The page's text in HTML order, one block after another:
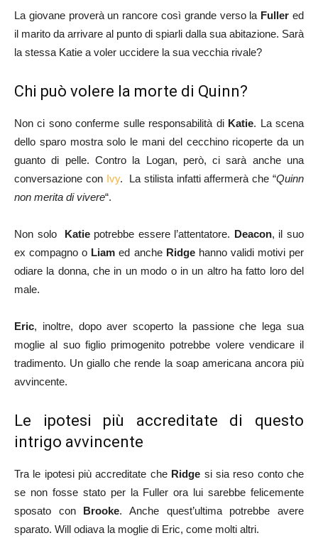
La giovane proverà un rancore così grande verso la Fullered
il marito da arrivare al punto di spiarli dalla sua abitazione. Sarà
la stessa Katie a voler uccidere la sua vecchia rivale?
Chi può volere la morte di Quinn?
Non ci sono conferme sulle responsabilità di Katie. La scena
dello sparo mostra solo le mani del cecchino ricoperte da un
guanto di pelle. Contro la Logan, però, ci sarà anche una
conversazione conIvy. La stilista infatti affermerà che “Quinn
non merita di vivere“.
Non solo Katiepotrebbe essere l’attentatore. Deacon, il suo
ex compagno o Liam ed anche Ridgehanno validi motivi per
odiare la donna, che in un modo o in un altro ha fatto loro del
male.
Eric, inoltre, dopo aver scoperto la passione che lega sua
moglie al suo figlio primogenito potrebbe volere vendicare il
tradimento. Un giallo che rende la soap americana ancora più
avvincente.
Le ipotesi più accreditate di questo
intrigo avvincente
Tra le ipotesi più accreditate cheRidge si sia reso conto che
se non fosse stato per la Fuller ora lui sarebbe felicemente
sposato con
Brooke. Anche quest’ultima potrebbe avere
sparato. Will odiava la moglie di Eric, come molti altri.